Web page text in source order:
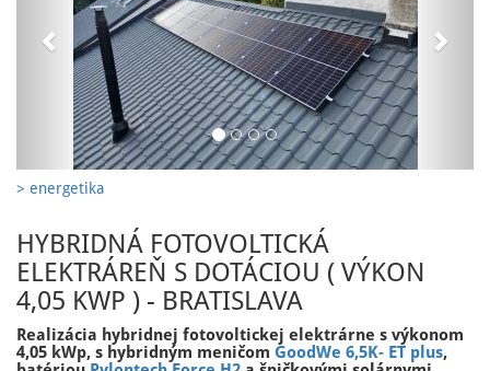
> energetika
HYBRIDNÁ FOTOVOLTICKÁ
ELEKTRÁREŇ S DOTÁCIOU ( VÝKON
4,05 KWP ) - BRATISLAVA
Realizácia hybridnej fotovoltickej elektrárne s výkonom
4,05 kWp, s hybridným meničom GoodWe 6,5K- ET plus,